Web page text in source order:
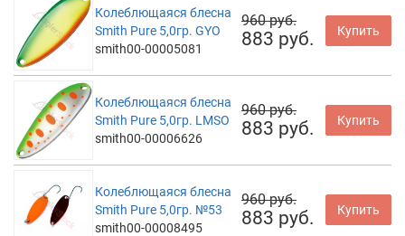
Колеблющаяся блесна
Smith Pure 5,0гр. GYO
smith00-00005081
960 руб.
883 руб. Купить
Колеблющаяся блесна
Smith Pure 5,0гр. LMSO
smith00-00006626
960 руб.
883 руб. Купить
Колеблющаяся блесна
Smith Pure 5,0гр. №53
smith00-00008495
960 руб.
883 руб. Купить